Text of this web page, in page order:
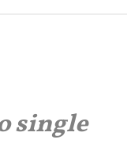
single